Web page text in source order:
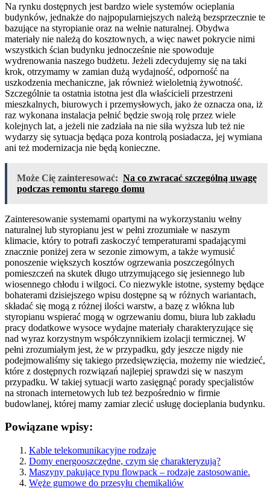
Na rynku dostępnych jest bardzo wiele systemów ocieplania
budynków, jednakże do najpopularniejszych należą bezsprzecznie te
bazujące na styropianie oraz na wełnie naturalnej. Obydwa
materiały nie należą do kosztownych, a więc nawet pokrycie nimi
wszystkich ścian budynku jednocześnie nie spowoduje
wydrenowania naszego budżetu. Jeżeli zdecydujemy się na taki
krok, otrzymamy w zamian dużą wydajność, odporność na
uszkodzenia mechaniczne, jak również wieloletnią żywotność.
Szczególnie ta ostatnia istotna jest dla właścicieli przestrzeni
mieszkalnych, biurowych i przemysłowych, jako że oznacza ona, iż
raz wykonana instalacja pełnić będzie swoją rolę przez wiele
kolejnych lat, a jeżeli nie zadziała na nie siła wyższa lub też nie
wydarzy się sytuacja będąca poza kontrolą posiadacza, jej wymiana
ani też modernizacja nie będą konieczne.
Może Cię zainteresować: Na co zwracać szczególną uwagę
podczas remontu starego domu
Zainteresowanie systemami opartymi na wykorzystaniu wełny
naturalnej lub styropianu jest w pełni zrozumiałe w naszym
klimacie, który to potrafi zaskoczyć temperaturami spadającymi
znacznie poniżej zera w sezonie zimowym, a także wymusić
ponoszenie większych kosztów ogrzewania poszczególnych
pomieszczeń na skutek długo utrzymującego się jesiennego lub
wiosennego chłodu i wilgoci. Co niezwykle istotne, systemy będące
bohaterami dzisiejszego wpisu dostępne są w różnych wariantach,
składać się mogą z różnej ilości warstw, a bazę z włókna lub
styropianu wspierać mogą w ogrzewaniu domu, biura lub zakładu
pracy dodatkowe wysoce wydajne materiały charakteryzujące się
nad wyraz korzystnym współczynnikiem izolacji termicznej. W
pełni zrozumiałym jest, że w przypadku, gdy jeszcze nigdy nie
podejmowaliśmy się takiego przedsięwzięcia, możemy nie wiedzieć,
które z dostępnych rozwiązań najlepiej sprawdzi się w naszym
przypadku. W takiej sytuacji warto zasięgnąć porady specjalistów
na stronach internetowych lub też bezpośrednio w firmie
budowlanej, której mamy zamiar zlecić usługę docieplania budynku.
Powiązane wpisy:
Kable telekomunikacyjne rodzaje
Domy energooszczędne, czym się charakteryzują?
Maszyny pakujące typu flowpack – rodzaje zastosowanie.
Węże gumowe do przesyłu chemikaliów